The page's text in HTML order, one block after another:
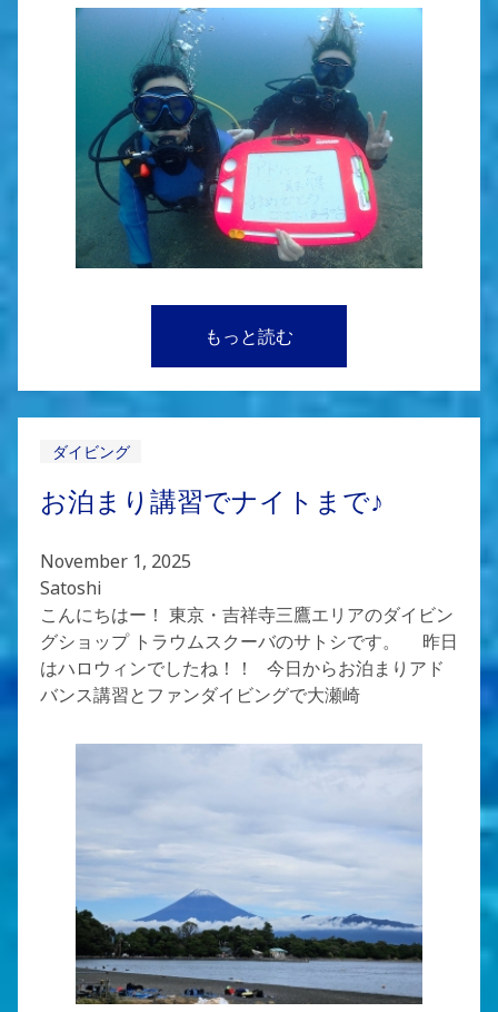
もっと読む
ダイビング
お泊まり講習でナイトまで♪
November 1, 2025
Satoshi
こんにちはー！ 東京・吉祥寺三鷹エリアのダイビン
グショップ トラウムスクーバのサトシです。 昨日
はハロウィンでしたね！！ 今日からお泊まりアド
バンス講習とファンダイビングで大瀬崎